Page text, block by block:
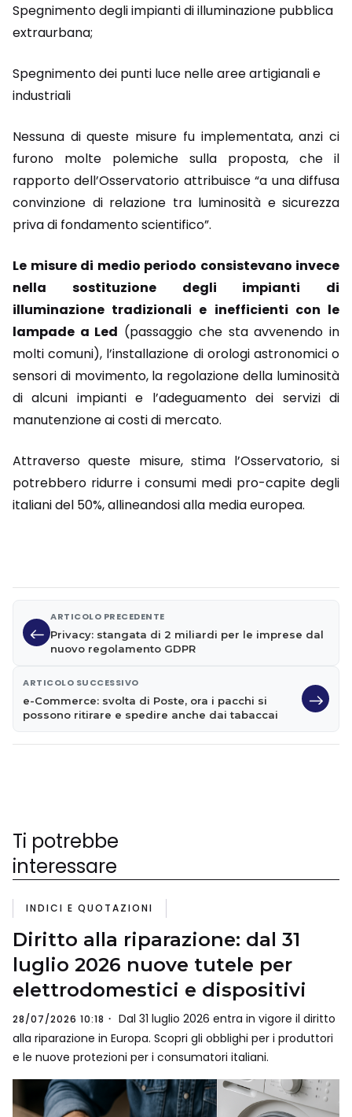
Spegnimento degli impianti di illuminazione pubblica
extraurbana;
Spegnimento dei punti luce nelle aree artigianali e
industriali
Nessuna di queste misure fu implementata, anzi ci
furono molte polemiche sulla proposta, che il
rapporto dell’Osservatorio attribuisce “a una diffusa
convinzione di relazione tra luminosità e sicurezza
priva di fondamento scientifico”.
Le misure di medio periodo consistevano invece
nella sostituzione degli impianti di
illuminazione tradizionali e inefficienti con le
lampade a Led (passaggio che sta avvenendo in
molti comuni), l’installazione di orologi astronomici o
sensori di movimento, la regolazione della luminosità
di alcuni impianti e l’adeguamento dei servizi di
manutenzione ai costi di mercato.
Attraverso queste misure, stima l’Osservatorio, si
potrebbero ridurre i consumi medi pro-capite degli
italiani del 50%, allineandosi alla media europea.
ARTICOLO PRECEDENTE
Privacy: stangata di 2 miliardi per le imprese dal
nuovo regolamento GDPR
ARTICOLO SUCCESSIVO
e-Commerce: svolta di Poste, ora i pacchi si
possono ritirare e spedire anche dai tabaccai
Ti potrebbe
interessare
INDICI E QUOTAZIONI
Diritto alla riparazione: dal 31
luglio 2026 nuove tutele per
elettrodomestici e dispositivi
28/07/2026 10:18
Dal 31 luglio 2026 entra in vigore il diritto
alla riparazione in Europa. Scopri gli obblighi per i produttori
e le nuove protezioni per i consumatori italiani.